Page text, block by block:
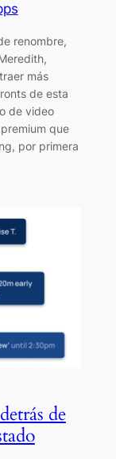
renombre,
más
de esta
de video
que
por primera
de